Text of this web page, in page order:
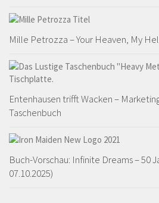
Mille Petrozza – Your Heaven, My
Entenhausen trifft Wacken –
Taschenbuch
Buch-Vorschau: Infinite Dreams – 50
07.10.2025)